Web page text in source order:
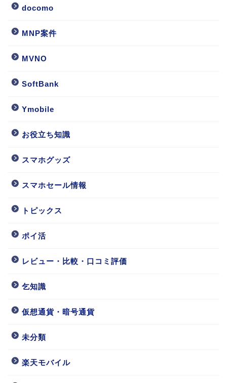
docomo
MNP案件
MVNO
SoftBank
Ymobile
お役立ち知識
スマホグッズ
スマホセール情報
トピックス
ポイ活
レビュー・比較・口コミ評価
乞知識
仮想通貨・暗号通貨
未分類
楽天モバイル